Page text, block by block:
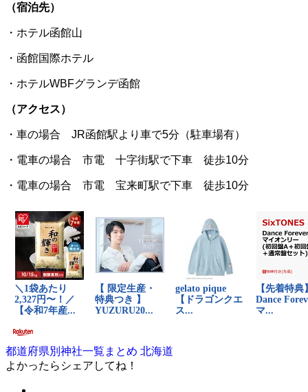
（宿泊先）
・ホテル函館山
・函館国際ホテル
・ホテルWBFグランデ函館
（アクセス）
・車の場合 JR函館駅より車で5分（駐車場有）
・電車の場合 市電 十字街駅で下車 徒歩10分
・電車の場合 市電 宝来町駅で下車 徒歩10分
都道府県別神社一覧まとめ 北海道
よかったらシェアしてね！